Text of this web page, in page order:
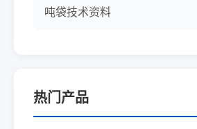
吨袋技术资料
热门产品